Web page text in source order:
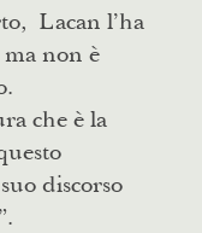
Lacan l’ha
non è
che è la
discorso